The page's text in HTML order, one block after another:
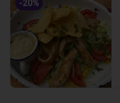
-20%